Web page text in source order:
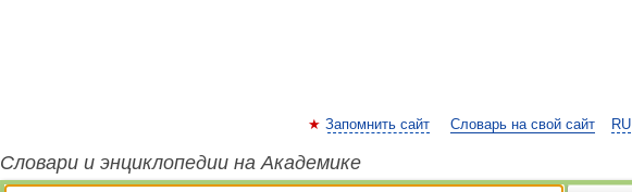
RU
Запомнить сайт Словарь на свой сайт
Словари и энциклопедии на Академике